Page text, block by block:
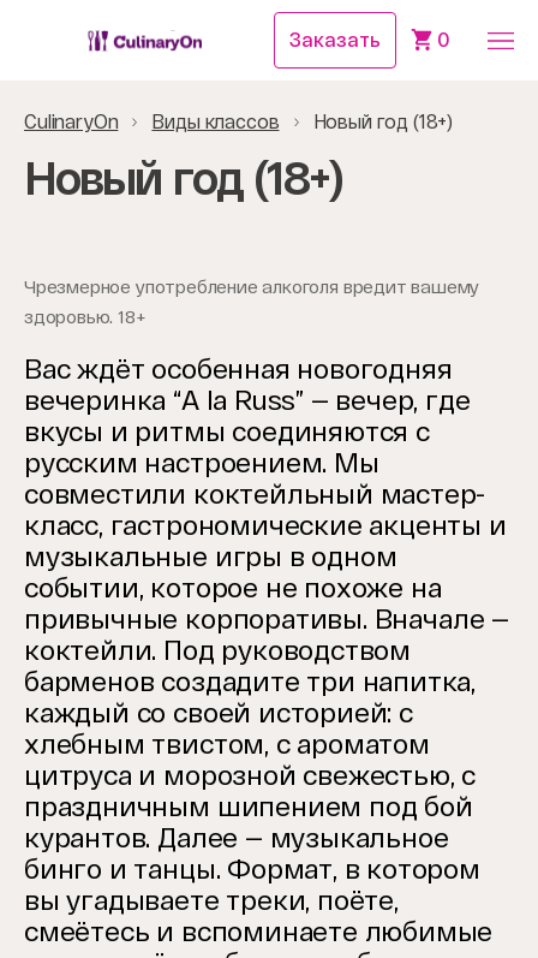
Заказать 0
CulinaryOn Виды классов Новый год (18+)
Новый год (18+)
Чрезмерное употребление алкоголя вредит вашему
здоровью. 18+
Вас ждёт особенная новогодняя
вечеринка “A la Russ” — вечер, где
вкусы и ритмы соединяются с
русским настроением. Мы
совместили коктейльный мастер-
класс, гастрономические акценты и
музыкальные игры в одном
событии, которое не похоже на
привычные корпоративы. Вначале —
коктейли. Под руководством
барменов создадите три напитка,
каждый со своей историей: с
хлебным твистом, с ароматом
цитруса и морозной свежестью, с
праздничным шипением под бой
курантов. Далее — музыкальное
бинго и танцы. Формат, в котором
вы угадываете треки, поёте,
смеётесь и вспоминаете любимые